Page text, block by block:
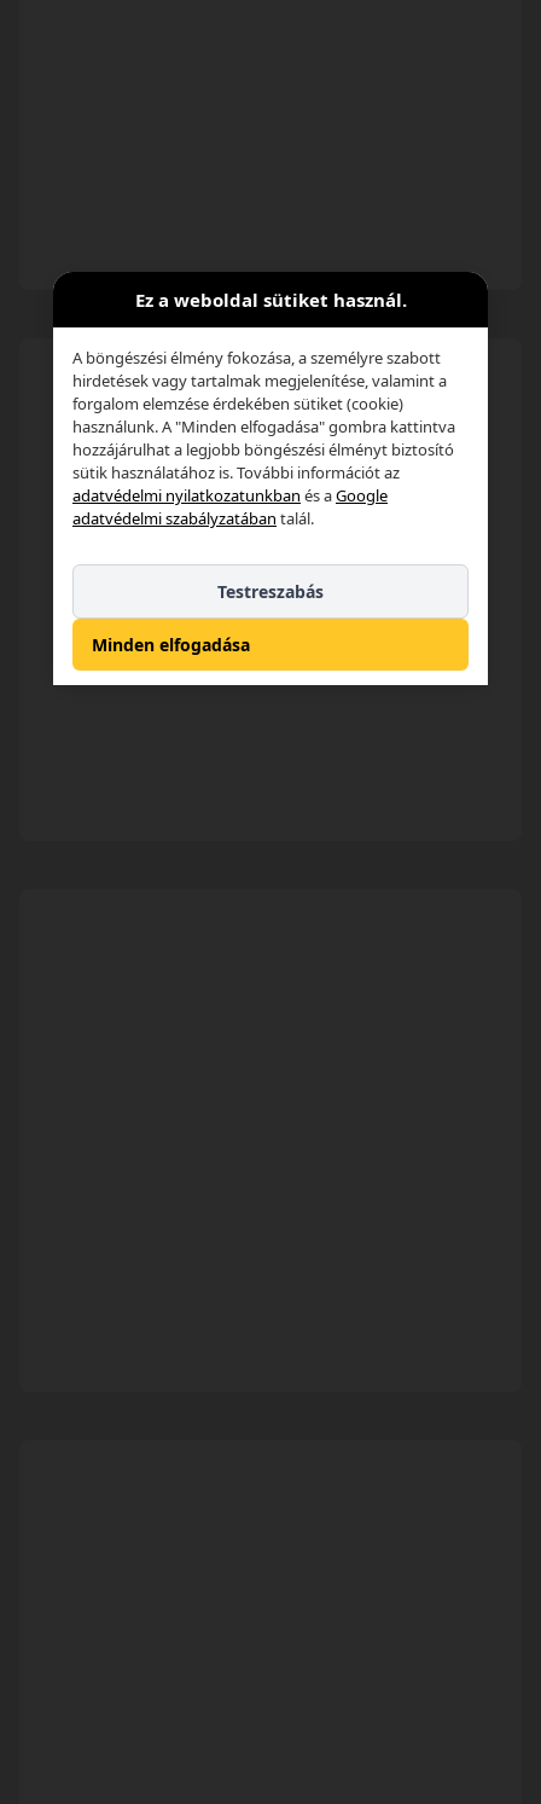
Ez a weboldal sütiket használ.
A böngészési élmény fokozása, a személyre szabott
hirdetések vagy tartalmak megjelenítése, valamint a
forgalom elemzése érdekében sütiket (cookie)
használunk. A "Minden elfogadása" gombra kattintva
hozzájárulhat a legjobb böngészési élményt biztosító
sütik használatához is. További információt az
adatvédelmi nyilatkozatunkban és aGoogle
adatvédelmi szabályzatában talál.
Minden elfogadása
Testreszabás